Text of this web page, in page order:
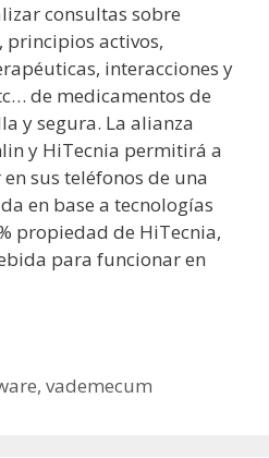
consultas sobre
principios activos,
interacciones y
de medicamentos de
y segura. La alianza
y HiTecnia permitirá a
sus teléfonos de una
en base a tecnologías
propiedad de HiTecnia,
para funcionar en
,vademecum